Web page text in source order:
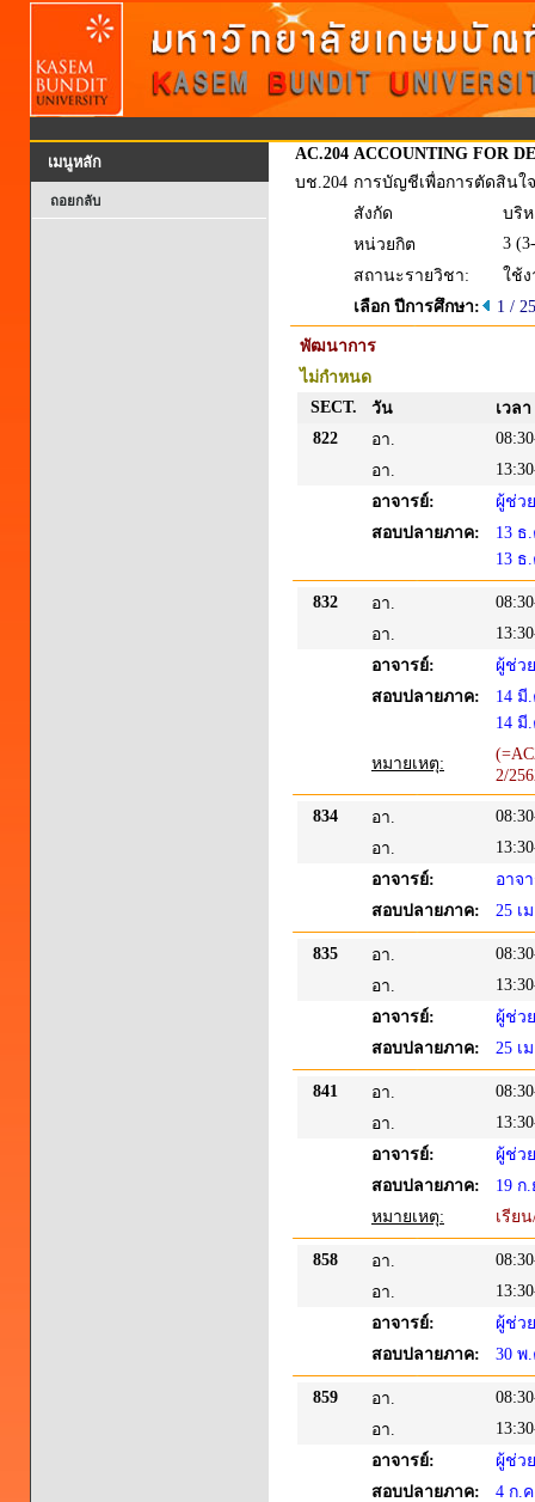
เมนูหลัก
ถอยกลับ
AC.204 ACCOUNTING FOR
บช.204 การบัญชีเพื่อการตัดสินใ
สังกัด
บริ
หน่วยกิต
3
สถานะรายวิชา:
ใช้
เลือก ปีการศึกษา:
1 /
พัฒนาการ
ไม่กำหนด
SECT.
วัน
เวลา
822
อา.
อา.
อาจารย์:
ผู้ช่ว
สอบปลายภาค:
13 ธ
13 ธ
832 อา.
อา.
อาจารย์:
ผู้ช่ว
สอบปลายภาค:
14 มี
14 มี
หมายเหตุ:
2/
834 อา.
อา.
อาจารย์:
อาจ
สอบปลายภาค:
25 เ
835 อา.
อา.
อาจารย์:
ผู้ช่ว
สอบปลายภาค:
25 เ
841 อา.
อา.
อาจารย์:
ผู้ช่ว
สอบปลายภาค:
19 ก
หมายเหตุ:
เรีย
858 อา.
อา.
อาจารย์:
ผู้ช่ว
สอบปลายภาค:
30 พ
859 อา.
อา.
อาจารย์:
ผู้ช่ว
สอบปลายภาค:
4 ก.